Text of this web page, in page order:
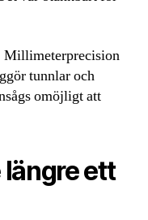
Millimeterprecision
tunnlar och
omöjligt att
ett